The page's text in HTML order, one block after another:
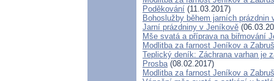
Poděkování (11.03.2017)
Bohoslužby během jarních prázdnin
Jarní prázdniny v Jeníkově
Mše svatá a příprava na biřmování
Modlitba za farnost Jeníkov a
Teplický deník: Záchrana varhan je
Prosba (08.02.2017)
Modlitba za farnost Jeníkov a